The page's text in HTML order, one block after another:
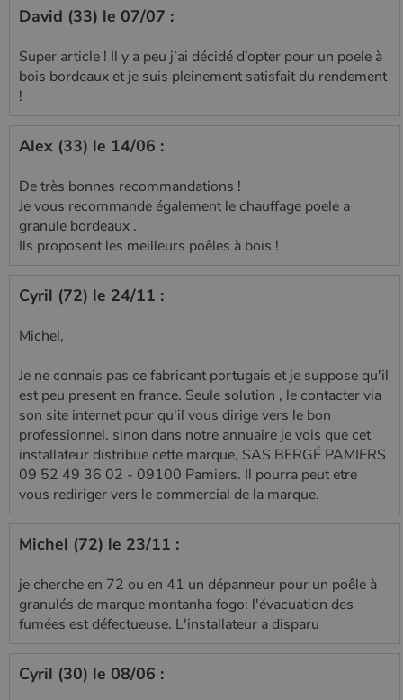
David (33) le 07/07 :
Super article ! Il y a peu j’ai décidé d’opter pour un poele à
bois bordeaux et je suis pleinement satisfait du rendement
!
Alex (33) le 14/06 :
De très bonnes recommandations !
Je vous recommande également le chauffage poele a
granule bordeaux .
Ils proposent les meilleurs poêles à bois !
Cyril (72) le 24/11 :
Michel,
Je ne connais pas ce fabricant portugais et je suppose qu'il
est peu present en france. Seule solution , le contacter via
son site internet pour qu'il vous dirige vers le bon
professionnel. sinon dans notre annuaire je vois que cet
installateur distribue cette marque, SAS BERGÉ PAMIERS
09 52 49 36 02 - 09100 Pamiers. Il pourra peut etre
vous rediriger vers le commercial de la marque.
Michel (72) le 23/11 :
je cherche en 72 ou en 41 un dépanneur pour un poêle à
granulés de marque montanha fogo: l'évacuation des
fumées est défectueuse. L'installateur a disparu
Cyril (30) le 08/06 :
modèle sur le
nom contient
le numéro
qui est utilisé
Analytics
pour
conserver